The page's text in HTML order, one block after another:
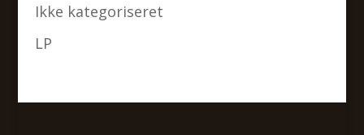
Ikke kategoriseret
LP